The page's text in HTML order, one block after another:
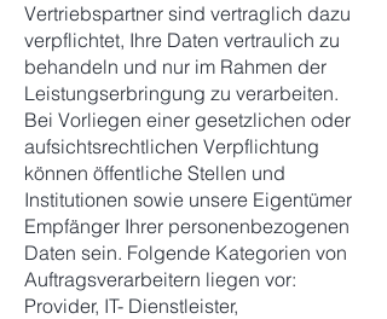
Vertriebspartner sind vertraglich dazu
verpflichtet, Ihre Daten vertraulich zu
behandeln und nur im Rahmen der
Leistungserbringung zu verarbeiten.
Bei Vorliegen einer gesetzlichen oder
aufsichtsrechtlichen Verpflichtung
können öffentliche Stellen und
Institutionen sowie unsere Eigentümer
Empfänger Ihrer personenbezogenen
Daten sein. Folgende Kategorien von
Auftragsverarbeitern liegen vor:
Provider, IT- Dienstleister,